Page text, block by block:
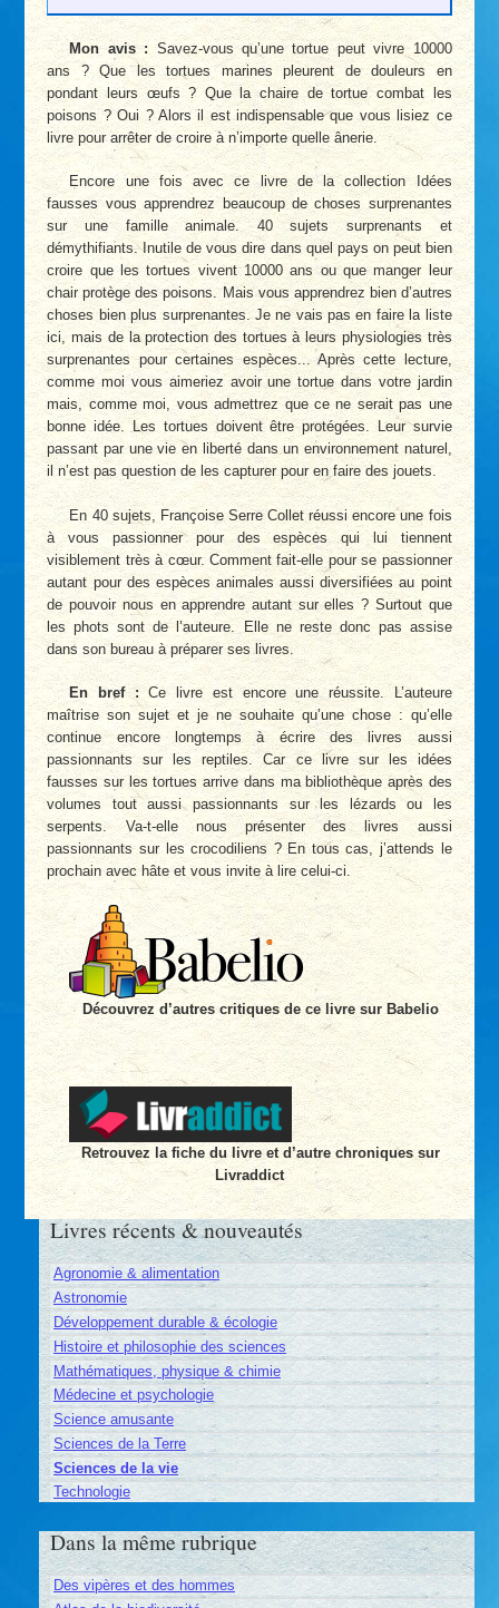
Mon avis : Savez-vous qu’une tortue peut vivre 10000
ans ? Que les tortues marines pleurent de douleurs en
pondant leurs œufs ? Que la chaire de tortue combat les
poisons ? Oui ? Alors il est indispensable que vous lisiez ce
livre pour arrêter de croire à n’importe quelle ânerie.
Encore une fois avec ce livre de la collection Idées
fausses vous apprendrez beaucoup de choses surprenantes
sur une famille animale. 40 sujets surprenants et
démythifiants. Inutile de vous dire dans quel pays on peut bien
croire que les tortues vivent 10000 ans ou que manger leur
chair protège des poisons. Mais vous apprendrez bien d’autres
choses bien plus surprenantes. Je ne vais pas en faire la liste
ici, mais de la protection des tortues à leurs physiologies très
surprenantes pour certaines espèces... Après cette lecture,
comme moi vous aimeriez avoir une tortue dans votre jardin
mais, comme moi, vous admettrez que ce ne serait pas une
bonne idée. Les tortues doivent être protégées. Leur survie
passant par une vie en liberté dans un environnement naturel,
il n’est pas question de les capturer pour en faire des jouets.
En 40 sujets, Françoise Serre Collet réussi encore une fois
à vous passionner pour des espèces qui lui tiennent
visiblement très à cœur. Comment fait-elle pour se passionner
autant pour des espèces animales aussi diversifiées au point
de pouvoir nous en apprendre autant sur elles ? Surtout que
les phots sont de l’auteure. Elle ne reste donc pas assise
dans son bureau à préparer ses livres.
En bref : Ce livre est encore une réussite. L’auteure
maîtrise son sujet et je ne souhaite qu’une chose : qu’elle
continue encore longtemps à écrire des livres aussi
passionnants sur les reptiles. Car ce livre sur les idées
fausses sur les tortues arrive dans ma bibliothèque après des
volumes tout aussi passionnants sur les lézards ou les
serpents. Va-t-elle nous présenter des livres aussi
passionnants sur les crocodiliens ? En tous cas, j’attends le
prochain avec hâte et vous invite à lire celui-ci.
Découvrez d’autres critiques de ce livre sur Babelio
Retrouvez la fiche du livre et d’autre chroniques sur
Livraddict
Livres récents & nouveautés
Agronomie & alimentation
Astronomie
Développement durable & écologie
Histoire et philosophie des sciences
Mathématiques, physique & chimie
Médecine et psychologie
Science amusante
Sciences de la Terre
Sciences de la vie
Technologie
Dans la même rubrique
Des vipères et des hommes